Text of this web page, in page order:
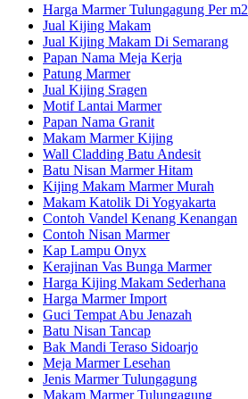
Harga Marmer Tulungagung Per m2
Jual Kijing Makam
Jual Kijing Makam Di Semarang
Papan Nama Meja Kerja
Patung Marmer
Jual Kijing Sragen
Motif Lantai Marmer
Papan Nama Granit
Makam Marmer Kijing
Wall Cladding Batu Andesit
Batu Nisan Marmer Hitam
Kijing Makam Marmer Murah
Makam Katolik Di Yogyakarta
Contoh Vandel Kenang Kenangan
Contoh Nisan Marmer
Kap Lampu Onyx
Kerajinan Vas Bunga Marmer
Harga Kijing Makam Sederhana
Harga Marmer Import
Guci Tempat Abu Jenazah
Batu Nisan Tancap
Bak Mandi Teraso Sidoarjo
Meja Marmer Lesehan
Jenis Marmer Tulungagung
Makam Marmer Tulungagung